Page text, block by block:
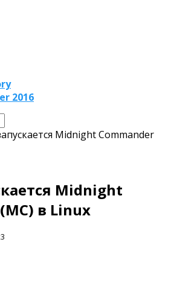
2016
Midnight Commander
Midnight
в Linux